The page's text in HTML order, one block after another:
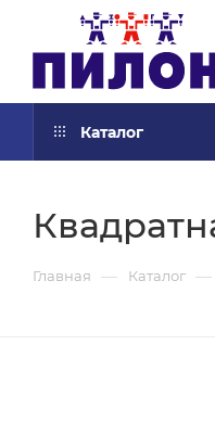
Каталог
Главная — Каталог —